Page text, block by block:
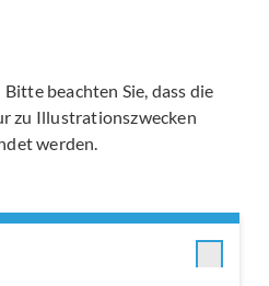
beachten Sie, dass die
zu Illustrationszwecken
werden.